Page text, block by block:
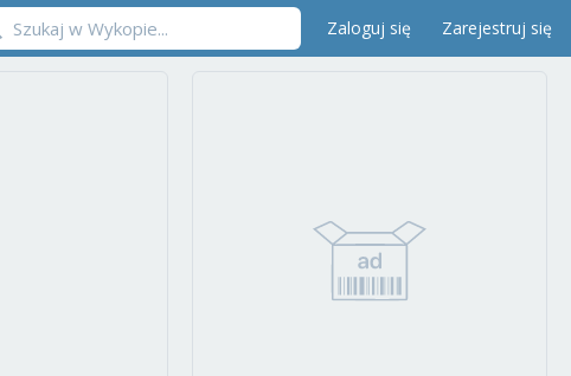
Zaloguj się Zarejestruj się